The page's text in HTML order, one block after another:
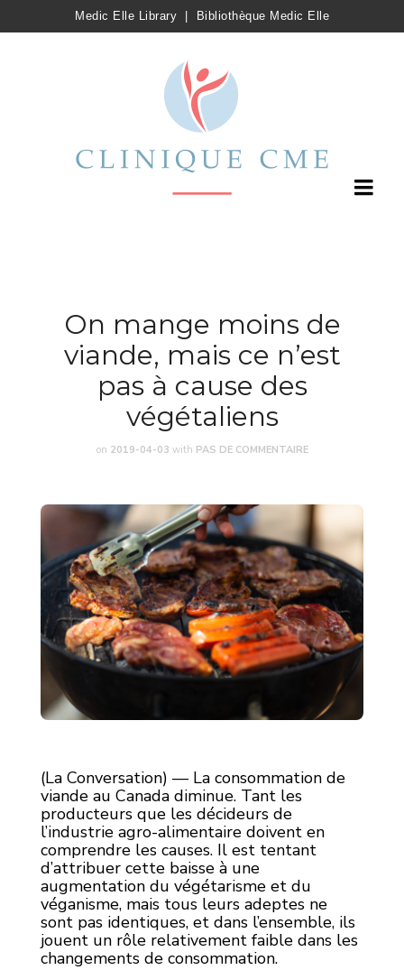
Medic Elle Library Bibliothèque Medic Elle
On mange moins de
viande, mais ce n’est
pas à cause des
végétaliens
on 2019-04-03 with PAS DE COMMENTAIRE
(La Conversation) — La consommation de
viande au Canada diminue. Tant les
producteurs que les décideurs de
l’industrie agro-alimentaire doivent en
comprendre les causes. Il est tentant
d’attribuer cette baisse à une
augmentation du végétarisme et du
véganisme, mais tous leurs adeptes ne
sont pas identiques, et dans l’ensemble, ils
jouent un rôle relativement faible dans les
changements de consommation.